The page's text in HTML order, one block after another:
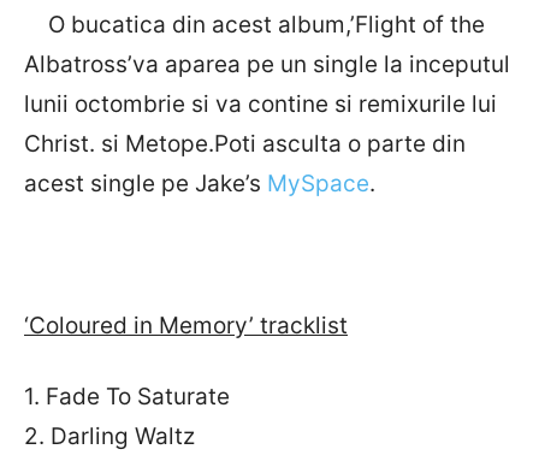
O bucatica din acest album,’Flight of the
Albatross’va aparea pe un single la inceputul
lunii octombrie si va contine si remixurile lui
Christ. si Metope.Poti asculta o parte din
acest single pe Jake’s MySpace.
‘Coloured in Memory’ tracklist
1. Fade To Saturate
2. Darling Waltz